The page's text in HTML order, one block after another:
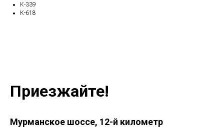
К-339
К-618
Приезжайте!
Мурманское шоссе, 12-й километр